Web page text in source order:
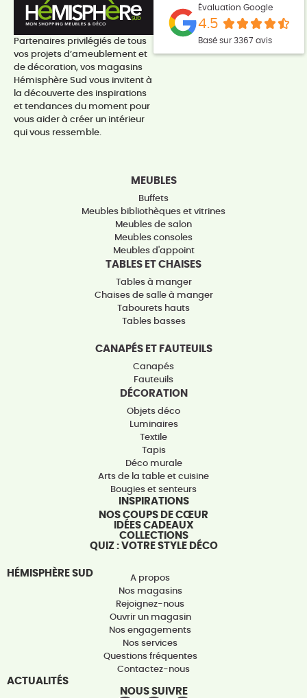
Partenaires privilégiés de tous
vos projets d’ameublement et
de décoration, vos magasins
Hémisphère Sud vous invitent à
la découverte des inspirations
et tendances du moment pour
vous aider à créer un intérieur
qui vous ressemble.
Évaluation Google
4.5
Basé sur 3367 avis
MEUBLES
Buffets
Meubles bibliothèques et vitrines
Meubles de salon
Meubles consoles
Meubles d'appoint
TABLES ET CHAISES
Tables à manger
Chaises de salle à manger
Tabourets hauts
Tables basses
CANAPÉS ET FAUTEUILS
Canapés
Fauteuils
DÉCORATION
Objets déco
Luminaires
Textile
Tapis
Déco murale
Arts de la table et cuisine
Bougies et senteurs
INSPIRATIONS
NOS COUPS DE CŒUR
IDÉES CADEAUX
COLLECTIONS
QUIZ : VOTRE STYLE DÉCO
HÉMISPHÈRE SUD
A propos
Nos magasins
Rejoignez-nous
Ouvrir un magasin
Nos engagements
Nos services
Questions fréquentes
Contactez-nous
ACTUALITÉS
NOUS SUIVRE